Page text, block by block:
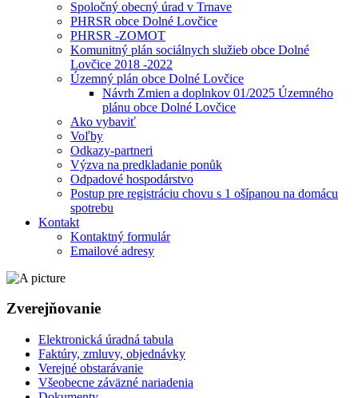
Spoločný obecný úrad v Trnave
PHRSR obce Dolné Lovčice
PHRSR -ZOMOT
Komunitný plán sociálnych služieb obce Dolné
Lovčice 2018 -2022
Územný plán obce Dolné Lovčice
Návrh Zmien a doplnkov 01/2025 Územného
plánu obce Dolné Lovčice
Ako vybaviť
Voľby
Odkazy-partneri
Výzva na predkladanie ponůk
Odpadové hospodárstvo
Postup pre registráciu chovu s 1 ošípanou na domácu
spotrebu
Kontakt
Kontaktný formulár
Emailové adresy
Zverejňovanie
Elektronická úradná tabula
Faktúry, zmluvy, objednávky
Verejné obstarávanie
Všeobecne záväzné nariadenia